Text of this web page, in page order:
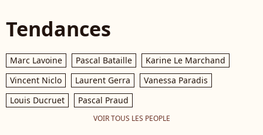
Tendances
Marc Lavoine Pascal Bataille
Karine Le Marchand
Vincent Niclo
Laurent Gerra
Vanessa Paradis
Louis Ducruet
Pascal Praud
VOIR TOUS LES PEOPLE